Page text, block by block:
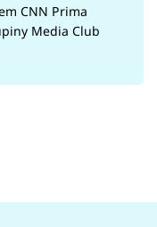
CNN Prima
Media Club